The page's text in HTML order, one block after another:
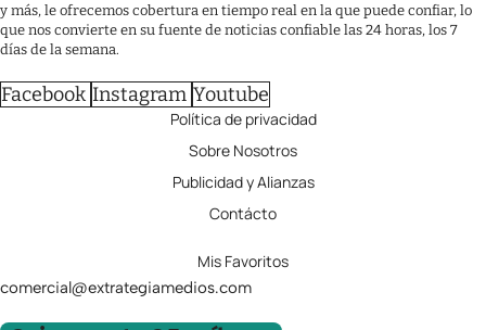
y más, le ofrecemos cobertura en tiempo real en la que puede confiar, lo
que nos convierte en su fuente de noticias confiable las 24 horas, los 7
días de la semana.
Facebook Instagram Youtube
Política de privacidad
Sobre Nosotros
Publicidad y Alianzas
Contácto
Mis Favoritos
comercial@extrategiamedios.com